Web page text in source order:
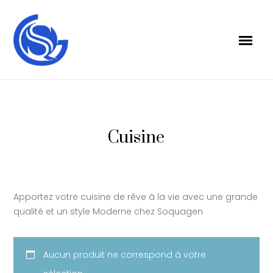
Cuisine
Apportez votre cuisine de rêve à la vie avec une grande
qualité et un style Moderne chez Soquagen
Aucun produit ne correspond à votre